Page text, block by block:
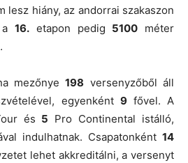
lesz hiány, az andorrai szakaszon
16. etapon pedig 5100 méter
mezőnye198 versenyzőből áll
egyenként 9fővel. A
és 5 Pro Continental istálló,
indulhatnak. Csapatonként 14
lehet akkreditálni, a versenyt